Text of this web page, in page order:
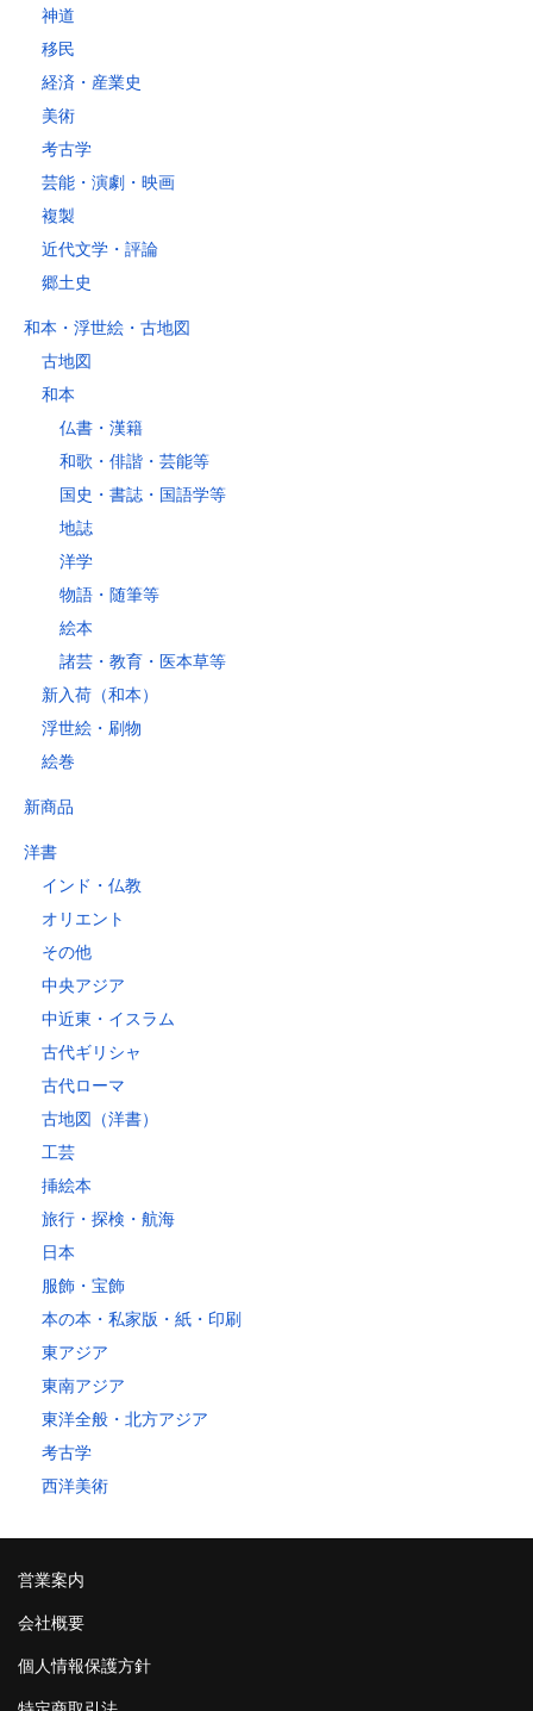
神道
移民
経済・産業史
美術
考古学
芸能・演劇・映画
複製
近代文学・評論
郷土史
和本・浮世絵・古地図
古地図
和本
仏書・漢籍
和歌・俳諧・芸能等
国史・書誌・国語学等
地誌
洋学
物語・随筆等
絵本
諸芸・教育・医本草等
新入荷（和本）
浮世絵・刷物
絵巻
新商品
洋書
インド・仏教
オリエント
その他
中央アジア
中近東・イスラム
古代ギリシャ
古代ローマ
古地図（洋書）
工芸
挿絵本
旅行・探検・航海
日本
服飾・宝飾
本の本・私家版・紙・印刷
東アジア
東南アジア
東洋全般・北方アジア
考古学
西洋美術
営業案内
会社概要
個人情報保護方針